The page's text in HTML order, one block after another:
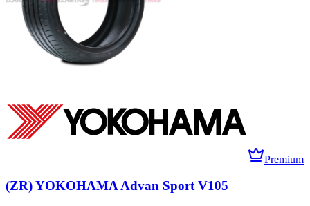
Premium
(ZR) YOKOHAMA Advan Sport V105